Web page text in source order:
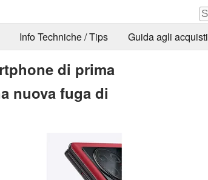
Info Techniche / Tips Guida agli acquisti
di prima
nuova fuga di